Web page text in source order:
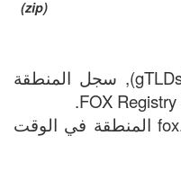
(zip)
.fox هو نطاق الأعلى العام (gTLDs), سجل المنطقة
لدينا 319 نطاقات متوفر في .fox المنطقة في الوقت